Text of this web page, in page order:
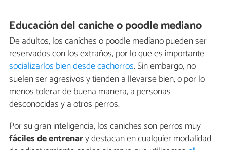
Educación del caniche o poodle mediano
De adultos, los caniches o poodle mediano pueden ser
reservados con los extraños, por lo que es importante
socializarlos bien desde cachorros. Sin embargo, no
suelen ser agresivos y tienden a llevarse bien, o por lo
menos tolerar de buena manera, a personas
desconocidas y a otros perros.
Por su gran inteligencia, los caniches son perros muy
fáciles de entrenary destacan en cualquier modalidad